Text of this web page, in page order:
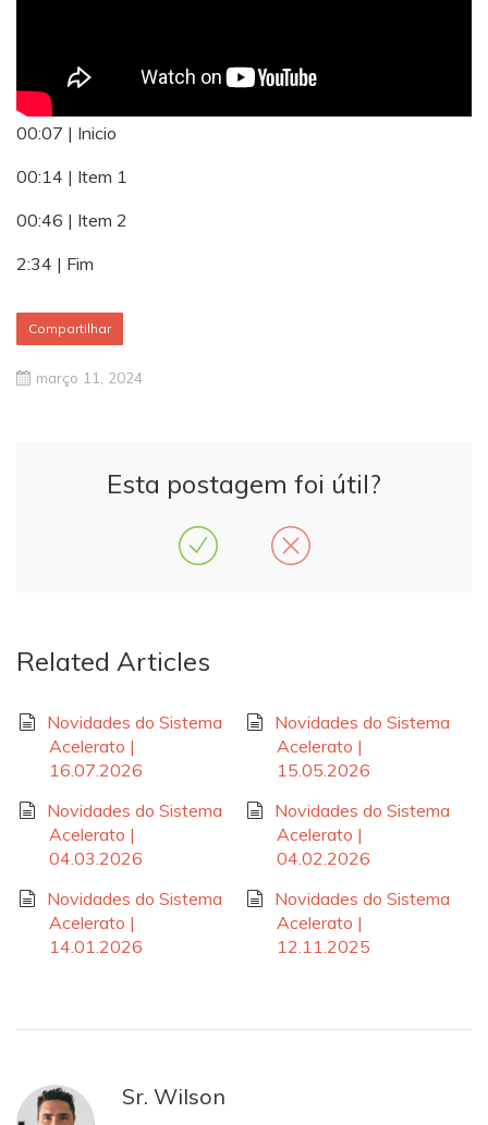
00:07 | Inicio
00:14 | Item 1
00:46 | Item 2
2:34 | Fim
Compartilhar
março 11, 2024
Esta postagem foi útil?
Related Articles
Novidades do Sistema
Acelerato |
16.07.2026
Novidades do Sistema
Acelerato |
15.05.2026
Novidades do Sistema
Acelerato |
04.03.2026
Novidades do Sistema
Acelerato |
04.02.2026
Novidades do Sistema
Acelerato |
14.01.2026
Novidades do Sistema
Acelerato |
12.11.2025
Sr. Wilson